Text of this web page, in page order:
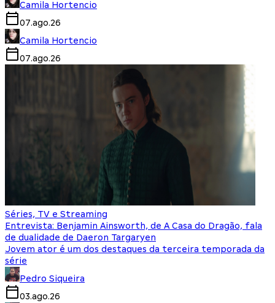
Camila Hortencio
07.ago.26
Camila Hortencio
07.ago.26
Séries, TV e Streaming
Entrevista: Benjamin Ainsworth, de A Casa do Dragão, fala
de dualidade de Daeron Targaryen
Jovem ator é um dos destaques da terceira temporada da
série
Pedro Siqueira
03.ago.26